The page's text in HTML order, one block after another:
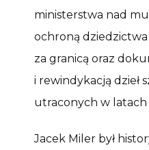
ministerstwa nad
ochroną
za granicą oraz
i rewindykacją dzieł
utraconych w latach
Jacek Miler był